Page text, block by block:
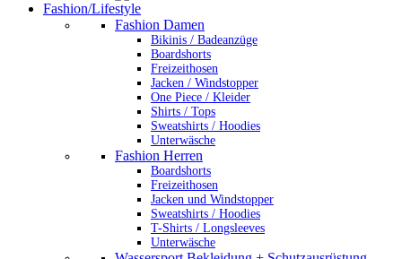
Fashion/Lifestyle
Fashion Damen
Bikinis / Badeanzüge
Boardshorts
Freizeithosen
Jacken / Windstopper
One Piece / Kleider
Shirts / Tops
Sweatshirts / Hoodies
Unterwäsche
Fashion Herren
Boardshorts
Freizeithosen
Jacken und Windstopper
Sweatshirts / Hoodies
T-Shirts / Longsleeves
Unterwäsche